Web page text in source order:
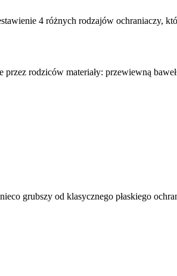
4 różnych rodzajów ochraniaczy,
rodziców materiały: przewiewną
grubszy od klasycznego płaskiego